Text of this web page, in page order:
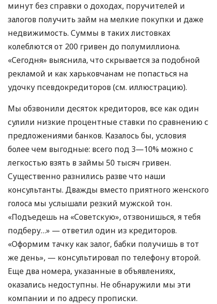
минут без справки о доходах, поручителей и
залогов получить займ на мелкие покупки и даже
недвижимость. Суммы в таких листовках
колеблются от 200 гривен до полумиллиона.
«Сегодня» выяснила, что скрывается за подобной
рекламой и как харьковчанам не попасться на
удочку псевдокредиторов (см. иллюстрацию).
Мы обзвонили десяток кредиторов, все как один
сулили низкие процентные ставки по сравнению с
предложениями банков. Казалось бы, условия
более чем выгодные: всего под 3—10% можно с
легкостью взять в займы 50 тысяч гривен.
Существенно разнились разве что наши
консультанты. Дважды вместо приятного женского
голоса мы услышали резкий мужской тон.
«Подъедешь на «Советскую», отзвонишься, я тебя
подберу…» — ответил один из кредиторов.
«Оформим тачку как залог, бабки получишь в тот
же день», — консультировал по телефону второй.
Еще два номера, указанные в объявлениях,
оказались недоступны. Не обнаружили мы эти
компании и по адресу прописки.